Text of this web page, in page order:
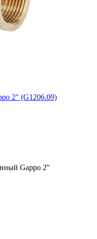
2" (G1206.09)
Gappo 2"